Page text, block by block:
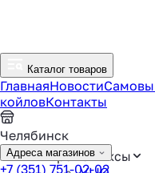
Аромамиксы
Каталог товаров
ГлавнаяНовости
койловКонтакты
Челябинск
Адреса магазинов
+7 (351) 751-02-02